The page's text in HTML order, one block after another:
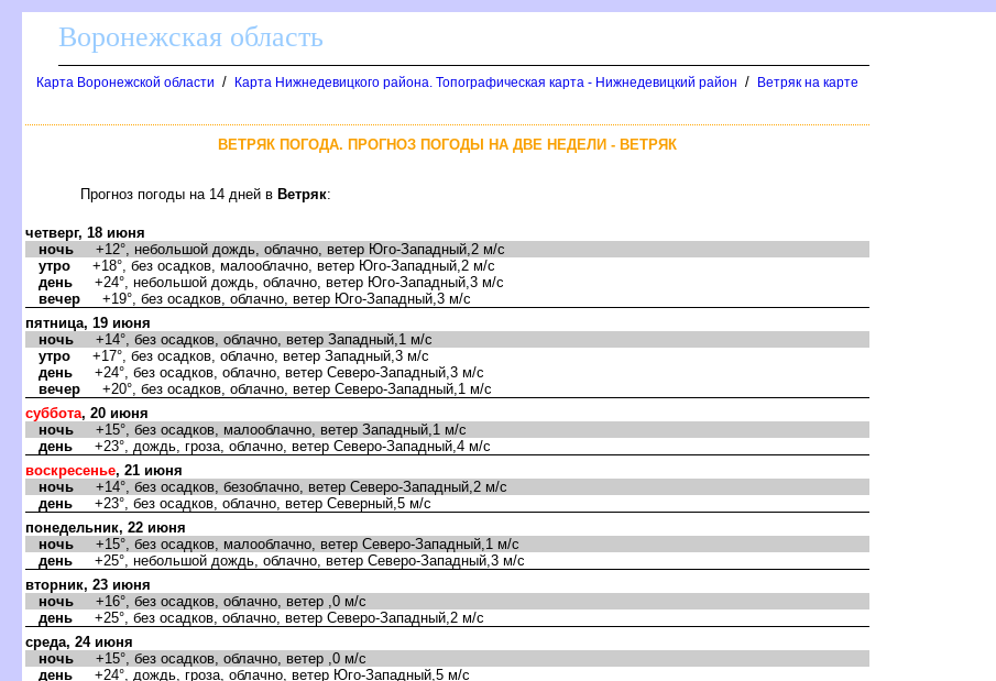
оронежская область
Карта Воронежской области / Карта Нижнедевицкого района. Топографическая карта - Нижнедевицкий район / етряк на карте
ЕТРЯК ПОГОДА. ПРОГНОЗ ПОГОДЫ НА ДВЕ НЕДЕЛИ - ВЕТРЯК
Прогноз погоды на 14 дней етряк:
четверг, 18 июня
ночь +12°, небольшой дождь, облачно, ветер Юго-Западный,2 м/с
утро +18°, без осадков, малооблачно, ветер Юго-Западный,2 м/с
день +24°, небольшой дождь, облачно, ветер Юго-Западный,3 м/с
ечер +19°, без осадков, облачно, ветер Юго-Западный,3 м/с
пятница, 19 июня
ночь +14°, без осадков, облачно, ветер Западный,1 м/с
утро +17°, без осадков, облачно, ветер Западный,3 м/с
день +24°, без осадков, облачно, ветер Северо-Западный,3 м/с
ечер +20°, без осадков, облачно, ветер Северо-Западный,1 м/с
суббота, 20 июня
ночь +15°, без осадков, малооблачно, ветер Западный,1 м/с
день +23°, дождь, гроза, облачно, ветер Северо-Западный,4 м/с
оскресенье, 21 июня
ночь +14°, без осадков, безоблачно, ветер Северо-Западный,2 м/с
день +23°, без осадков, облачно, ветер Северный,5 м/с
понедельник, 22 июня
ночь +15°, без осадков, малооблачно, ветер Северо-Западный,1 м/с
день +25°, небольшой дождь, облачно, ветер Северо-Западный,3 м/с
торник, 23 июня
ночь +16°, без осадков, облачно, ветер ,0 м/с
день +25°, без осадков, облачно, ветер Северо-Западный,2 м/с
среда, 24 июня
ночь +15°, без осадков, облачно, ветер ,0 м/с
день +24°, дождь, гроза, облачно, ветер Юго-Западный,5 м/с